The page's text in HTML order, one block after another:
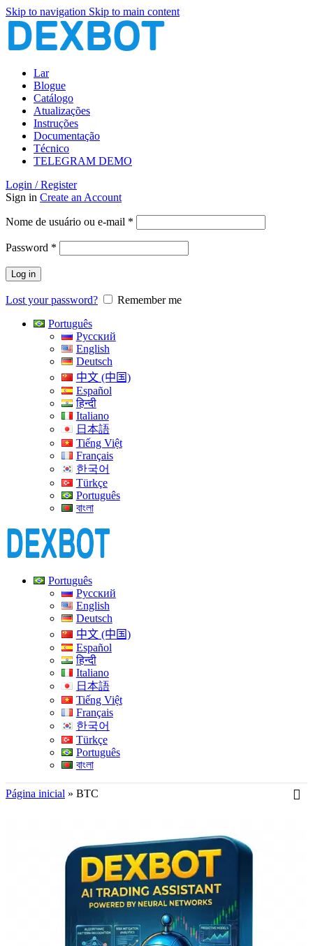
Skip to navigation Skip to main content
Lar
Blogue
Catálogo
Atualizações
Instruções
Documentação
Técnico
TELEGRAM DEMO
Login / Register
Sign in Create an Account
Nome de usuário ou e-mail *
Password *
Log in
Lost your password?
Remember me
Português
Русский
English
Deutsch
中文 (中国)
Español
हिन्दी
Italiano
日本語
Tiếng Việt
Français
한국어
Türkçe
Português
বাংলা
Português
Русский
English
Deutsch
中文 (中国)
Español
हिन्दी
Italiano
日本語
Tiếng Việt
Français
한국어
Türkçe
Português
বাংলা
Página inicial » BTC